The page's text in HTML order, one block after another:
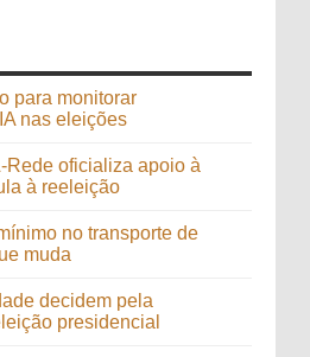
para monitorar
nas eleições
Rede oficializa apoio à
à reeleição
no transporte de
muda
decidem pela
presidencial